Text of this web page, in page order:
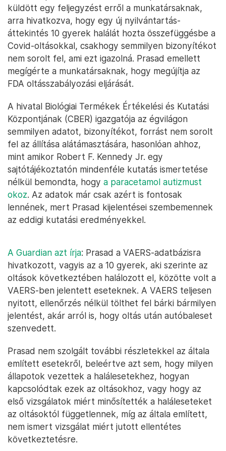
küldött egy feljegyzést erről a munkatársaknak,
arra hivatkozva, hogy egy új nyilvántartás-
áttekintés 10 gyerek halálát hozta összefüggésbe a
Covid-oltásokkal, csakhogy semmilyen bizonyítékot
nem sorolt fel, ami ezt igazolná. Prasad emellett
megígérte a munkatársaknak, hogy megújítja az
FDA oltásszabályozási eljárását.
A hivatal Biológiai Termékek Értékelési és Kutatási
Központjának (CBER) igazgatója az égvilágon
semmilyen adatot, bizonyítékot, forrást nem sorolt
fel az állítása alátámasztására, hasonlóan ahhoz,
mint amikor Robert F. Kennedy Jr. egy
sajtótájékoztatón mindenféle kutatás ismertetése
nélkül bemondta, hogy a paracetamol autizmust
okoz. Az adatok már csak azért is fontosak
lennének, mert Prasad kijelentései szembemennek
az eddigi kutatási eredményekkel.
A Guardian azt írja: Prasad a VAERS-adatbázisra
hivatkozott, vagyis az a 10 gyerek, aki szerinte az
oltások következtében halálozott el, közötte volt a
VAERS-ben jelentett eseteknek. A VAERS teljesen
nyitott, ellenőrzés nélkül tölthet fel bárki bármilyen
jelentést, akár arról is, hogy oltás után autóbaleset
szenvedett.
Prasad nem szolgált további részletekkel az általa
említett esetekről, beleértve azt sem, hogy milyen
állapotok vezettek a halálesetekhez, hogyan
kapcsolódtak ezek az oltásokhoz, vagy hogy az
első vizsgálatok miért minősítették a haláleseteket
az oltásoktól függetlennek, míg az általa említett,
nem ismert vizsgálat miért jutott ellentétes
következtetésre.